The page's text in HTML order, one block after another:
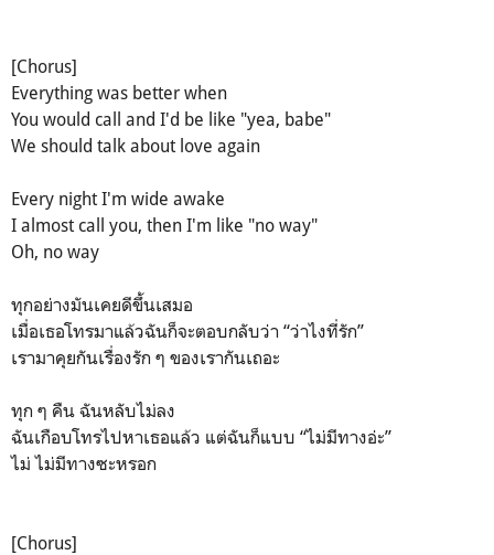
[Chorus]
Everything was better when
You would call and I'd be like "yea, babe"
We should talk about love again
Every night I'm wide awake
I almost call you, then I'm like "no way"
Oh, no way
ทุกอย่างมันเคยดีขึ้นเสมอ
เมื่อเธอโทรมาแล้วฉันก็จะตอบกลับว่า “ว่าไงที่รัก”
เรามาคุยกันเรื่องรัก ๆ ของเรากันเถอะ
ทุก ๆ คืน ฉันหลับไม่ลง
ฉันเกือบโทรไปหาเธอแล้ว แต่ฉันก็แบบ “ไม่มีทางอ่ะ”
ไม่ ไม่มีทางซะหรอก
[Chorus]